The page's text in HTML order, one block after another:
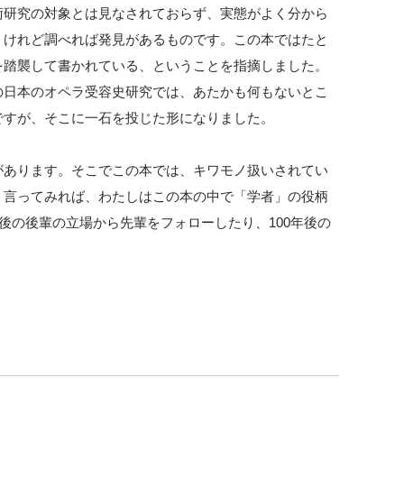
究の対象とは見なされておらず、実態がよく分から
れど調べれば発見があるものです。この本ではたと
襲して書かれている、ということを指摘しました。
本のオペラ受容史研究では、あたかも何もないとこ
が、そこに一石を投じた形になりました。
ります。そこでこの本では、キワモノ扱いされてい
ってみれば、わたしはこの本の中で「学者」の役柄
の後輩の立場から先輩をフォローしたり、100年後の